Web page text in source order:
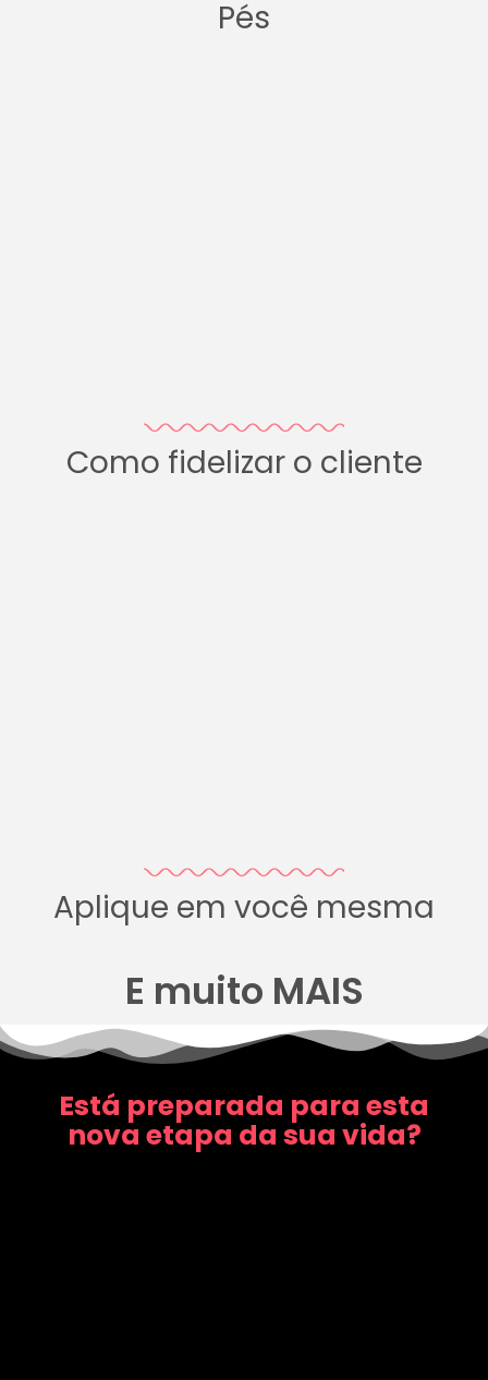
Pés
Como fidelizar o cliente
Aplique em você mesma
E muito MAIS
Está preparada para esta
nova etapa da sua vida?